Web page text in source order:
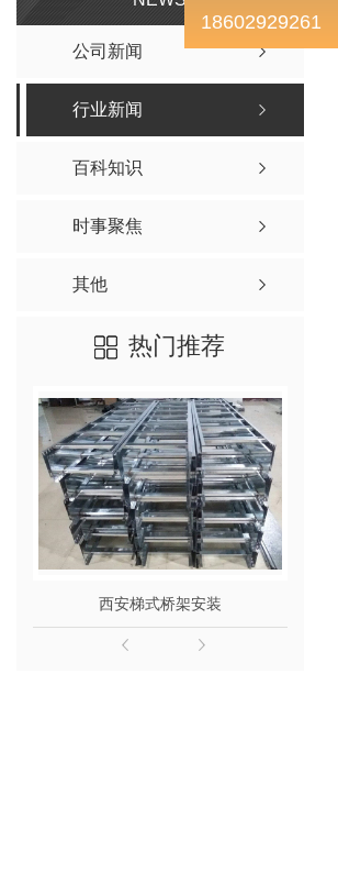
公司新闻
行业新闻
百科知识
时事聚焦
其他
热门推荐
西安梯式桥架安装
18602929261